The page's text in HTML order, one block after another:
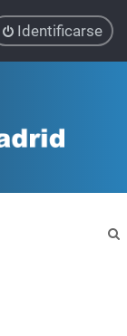
Identificarse